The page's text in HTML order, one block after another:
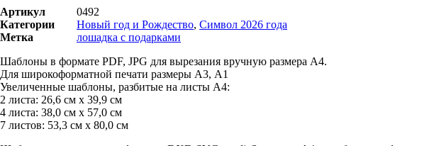
Артикул
0492
Категории
Новый год и Рождество, Символ 2026 года
Метка
лошадка с подарками
Шаблоны в формате PDF, JPG для вырезания вручную размера А4.
Для широкоформатной печати размеры А3, А1
Увеличенные шаблоны, разбитые на листы А4:
2 листа: 26,6 см х 39,9 см
4 листа: 38,0 см х 57,0 см
7 листов: 53,3 см х 80,0 см